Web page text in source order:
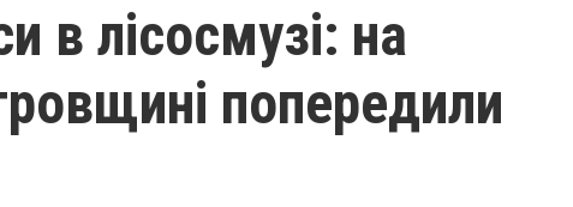
в лісосмузі: на
попередили